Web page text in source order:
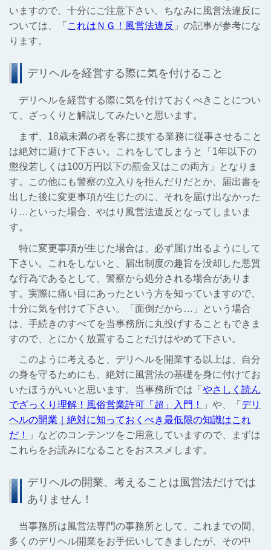
いますので、十分にご注意下さい。ちなみに風営法違反に
ついては、「 これはＮＧ！風営法違反 」の記事が参考にな
ります。
デリヘルを経営する際に気を付けること
デリヘルを経営する際に気を付けておくべきことについ
て、ざっくりと解説してみたいと思います。
まず、18歳未満の者を客に接する業務に従事させること
は絶対に避けて下さい。これをしてしまうと「1年以下の
懲役若しくは100万円以下の罰金又はこの両方」となりま
す。この他にも警察の立入りを拒んだりだとか、届出書を
出した後に変更事項が生じたのに、それを届け出なかった
り…といった場合、やはり風営法違反となってしまいま
す。
特に変更事項が生じた場合は、必ず届け出るようにして
下さい。これをしないと、届出制度の趣旨を没却した悪質
な行為であるとして、警察から処分される場合がありま
す。実際に痛い目にあったという方を知っていますので、
十分に気を付けて下さい。「面倒だから…」という場合
は、手続きのすべてを当事務所に丸投げすることもできま
すので、とにかく放置することだけはやめて下さい。
このように考えると、デリヘルを開業する以上は、自分
の身を守るためにも、絶対に風営法の基礎を身に付けてお
いたほうがいいと思います。当事務所では「 やさしく読ん
でざっくり理解！風俗営業許可「超」入門！
」や、「 デリ
ヘルの開業｜絶対に知っておくべき最低限の知識はこれ
だ！
」などのコンテンツをご用意していますので、まずは
これらをお読みになることをおススメします。
デリヘルの開業、考えることは風営法だけでは
ありません！
当事務所は風営法専門の事務所として、これまでの間、
多くのデリヘル開業をお手伝いしてきましたが、その中